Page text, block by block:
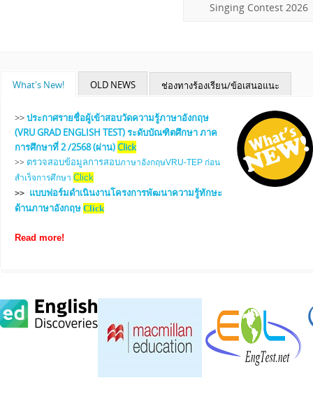
Singing Contest 2026
What's New!
>>ประกาศรายชื่อผู้เข้าสอบวัดความรู้ภาษาอังกฤษ
(VRU GRAD ENGLISH TEST) ระดับบัณฑิตศึกษา ภาค
การศึกษาที่ 2 /2568 (ผ่าน)Click
>> ตรวจสอบข้อมูลการสอบภาษาอังกฤษVRU-TEP ก่อน
สำเร็จการศึกษา Click
>> แบบฟอร์มดำเนินงานโครงการพัฒนาความรู้ทักษะ
ด้านภาษาอังกฤษ Click
Read more!
OLD NEWS
Read moreclick!
ช่องทางร้องเรียน/ข้อเสนอแนะ
ช่องทางร้องเรียน/ข้อเสนอแนะ Click